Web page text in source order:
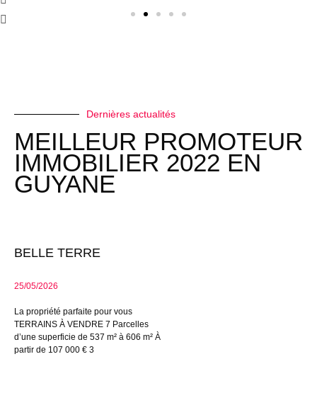
Dernières actualités
MEILLEUR PROMOTEUR
IMMOBILIER 2022 EN
GUYANE
BELLE TERRE
25/05/2026
La propriété parfaite pour vous
TERRAINS À VENDRE 7 Parcelles
d’une superficie de 537 m² à 606 m² À
partir de 107 000 € 3